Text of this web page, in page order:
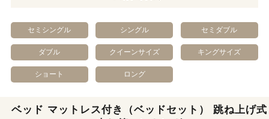
セミシングル シングル セミダブル
ダブル クイーンサイズ キングサイズ
ショート ロング
ベッド マットレス付き（ベッドセット） 跳ね上げ式